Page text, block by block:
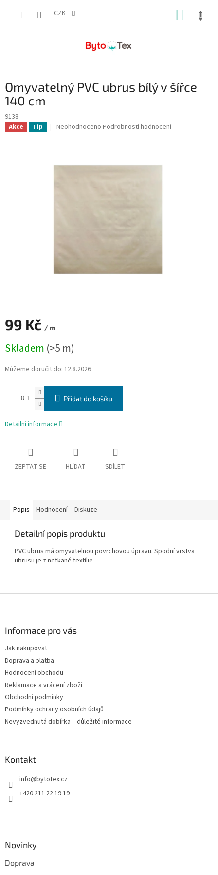
CZK
Omyvatelný PVC ubrus bílý v šířce
140 cm
9138
Akce Tip
Průměrné
0,0
Neohodnoceno Podrobnosti hodnocení
99 Kč / m
cena:
Skladem (>5 m)
Můžeme doručit do: 12.8.2026
Přidat do košíku
Detailní informace
ZEPTAT SE HLÍDAT SDÍLET
Popis Hodnocení Diskuze
Detailní popis produktu
PVC ubrus má omyvatelnou povrchovou úpravu. Spodní vrstva
ubrusu je z netkané textílie.
Informace pro vás
Jak nakupovat
Doprava a platba
Hodnocení obchodu
Reklamace a vrácení zboží
Obchodní podmínky
Podmínky ochrany osobních údajů
Nevyzvednutá dobírka – důležité informace
Kontakt
info@bytotex.cz
+420 211 22 19 19
Novinky
Doprava